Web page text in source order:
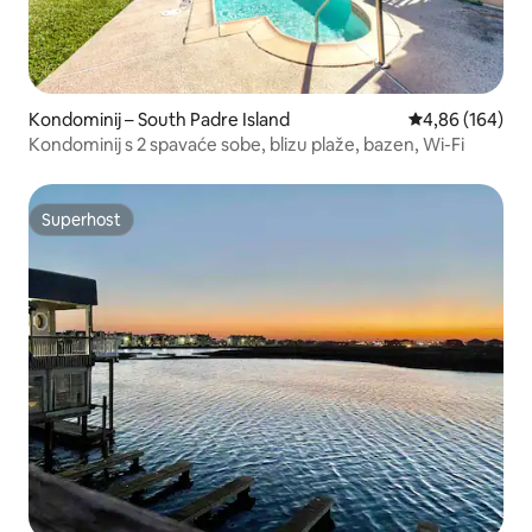
Kondominij – South Padre Island Prosječna
4,86 (164)
Kondominij s 2 spavaće sobe, blizu plaže, bazen, Wi-Fi
Superhost
Superhost